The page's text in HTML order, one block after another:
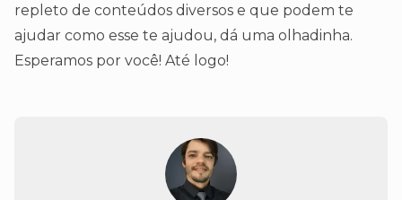
repleto de conteúdos diversos e que podem te
ajudar como esse te ajudou, dá uma olhadinha.
Esperamos por você! Até logo!